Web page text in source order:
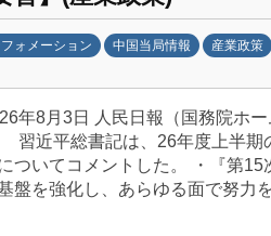
ォメーション 中国当局情報 産業政策
年8月3日 人民日報（国務院ホ
習近平総書記は、26年度上半期
ついてコメントした。 ・『第15
盤を強化し、あらゆる面で努力